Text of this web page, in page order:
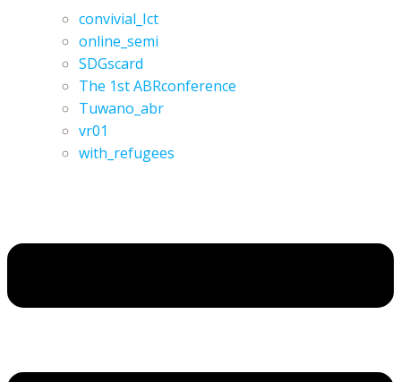
convivial_Ict
online_semi
SDGscard
The 1st ABRconference
Tuwano_abr
vr01
with_refugees